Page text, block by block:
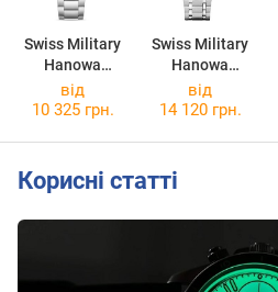
Swiss Military
Hanowa
Roadrunner
Maxed
3
Swiss Military
Hanowa
Thunderbolt
SMWGH000080
від
10 325 грн.
від
14 120 грн.
Корисні статті